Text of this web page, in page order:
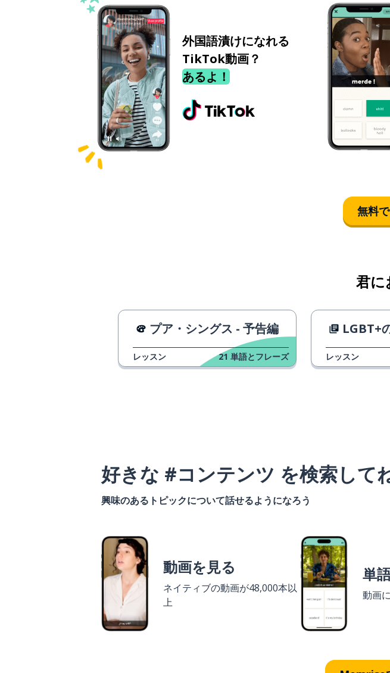
外国語漬けになれる
TikTok動画？
あるよ！
無料
君に
プア・シングス - 予告編
レッスン 21 単語とフレーズ
LGBT+の
レッスン
好きな #コンテンツ を検索して
興味のあるトピックについて話せるようになろう
動画を見る
ネイティブの動画が48,000本以
上
単
動画